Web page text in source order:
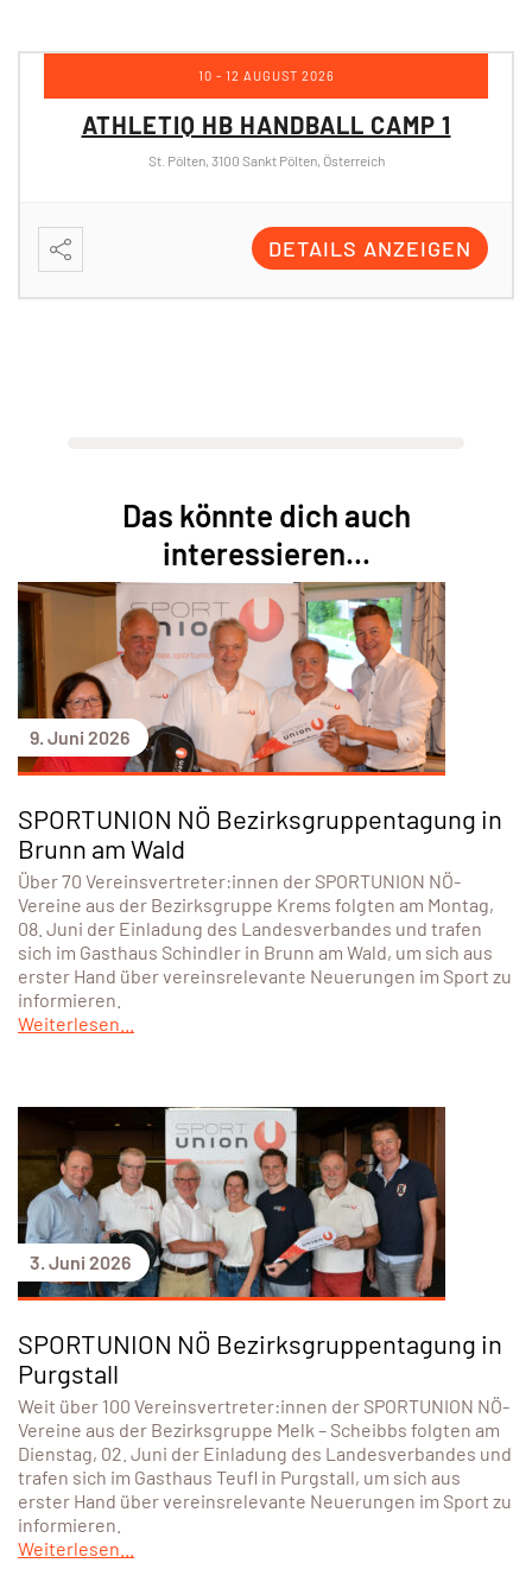
10 - 12 AUGUST 2026
ATHLETIQ HB HANDBALL CAMP 1
St. Pölten, 3100 Sankt Pölten, Österreich
DETAILS ANZEIGEN
Das könnte dich auch
interessieren...
9. Juni 2026
SPORTUNION NÖ Bezirksgruppentagung in
Brunn am Wald
Über 70 Vereinsvertreter:innen der SPORTUNION NÖ-
Vereine aus der Bezirksgruppe Krems folgten am Montag,
08. Juni der Einladung des Landesverbandes und trafen
sich im Gasthaus Schindler in Brunn am Wald, um sich aus
erster Hand über vereinsrelevante Neuerungen im Sport zu
informieren.
Weiterlesen...
3. Juni 2026
SPORTUNION NÖ Bezirksgruppentagung in
Purgstall
Weit über 100 Vereinsvertreter:innen der SPORTUNION NÖ-
Vereine aus der Bezirksgruppe Melk – Scheibbs folgten am
Dienstag, 02. Juni der Einladung des Landesverbandes und
trafen sich im Gasthaus Teufl in Purgstall, um sich aus
erster Hand über vereinsrelevante Neuerungen im Sport zu
informieren.
Weiterlesen...